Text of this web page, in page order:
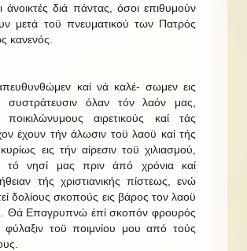
άνοικτές διά πάντας, όσοι επιθυμούν
μετά τοϋ πνευματικού των Πατρός
κανενός.
καί νά καλέ- σωμεν εις
συστράτευσιν όλαν τόν λαόν μας,
αιρετικούς καί τάς
έχουν τήν άλωσιν τοϋ λαοϋ καί τής
εις τήν αίρεσιν τοϋ χιλιασμού,
τό νησί μας πριν άπό χρόνια καί
τής χριστιανικής πίστεως, ενώ
δολίους σκοπούς εις βάρος τον λαοϋ
Θά Επαγρυπνώ έπί σκοπόν φρουρός
φύλαξιν τοϋ ποιμνίου μου από τούς